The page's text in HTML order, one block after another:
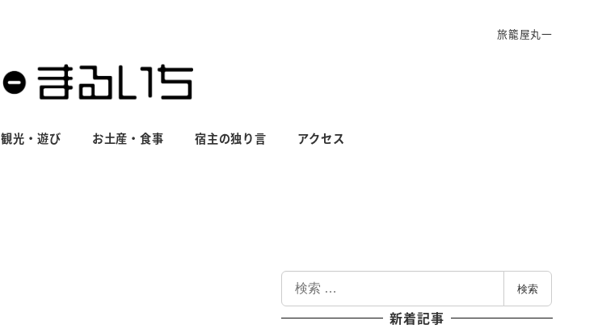
旅籠屋丸一
観光・遊び お土産・食事 宿主の独り言 アクセス
索
検索
新着記事